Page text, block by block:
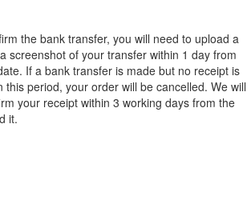
the bank transfer, you will need to upload a
screenshot of your transfer within 1 day from
If a bank transfer is made but no receipt is
this period, your order will be cancelled. We will
your receipt within 3 working days from the
it.